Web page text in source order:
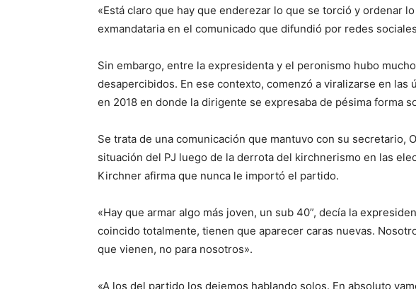
«Está claro que hay que enderezar lo que se torció y ordenar
exmandataria en el comunicado que difundió por redes
Sin embargo, entre la expresidenta y el peronismo hubo
desapercibidos. En ese contexto, comenzó a viralizarse en las
en 2018 en donde la dirigente se expresaba de pésima forma
Se trata de una comunicación que mantuvo con su secretario,
situación del PJ luego de la derrota del kirchnerismo en las
Kirchner afirma que nunca le importó el partido.
«Hay que armar algo más joven, un sub 40”, decía la
coincido totalmente, tienen que aparecer caras nuevas.
que vienen, no para nosotros».
«A los del partido los dejemos hablando solos. En absoluto